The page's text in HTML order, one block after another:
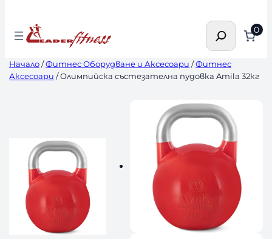
Търсене 0
Начало/Фитнес Оборудване и Аксесоари /Фитнес
Аксесоари / Олимпийска състезателна пудовка Amila 32кг